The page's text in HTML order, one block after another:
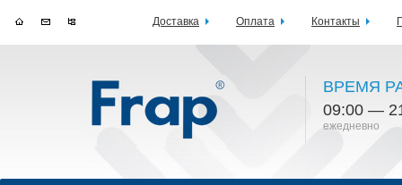
ВРЕМЯ
09:00 —
ежедневно
Доставка Оплата Контакты